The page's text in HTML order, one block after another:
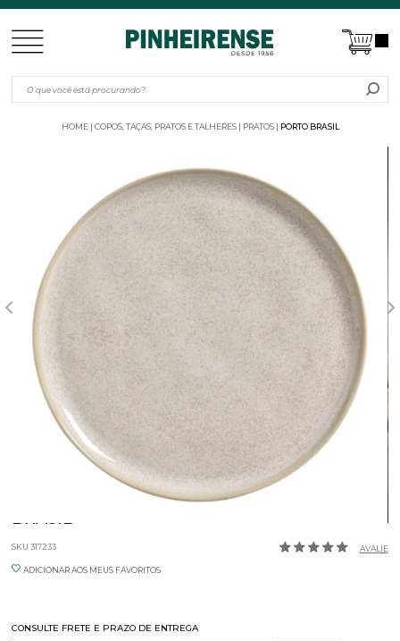
HOME COPOS, TAÇAS, PRATOS E TALHERES PRATOS PORTO BRASIL
PRATO RASO BIO LATTE 27,5CM PORTO
BRASIL
SKU 317233 AVALIE
ADICIONAR AOS MEUS FAVORITOS
CONSULTE FRETE E PRAZO DE ENTREGA